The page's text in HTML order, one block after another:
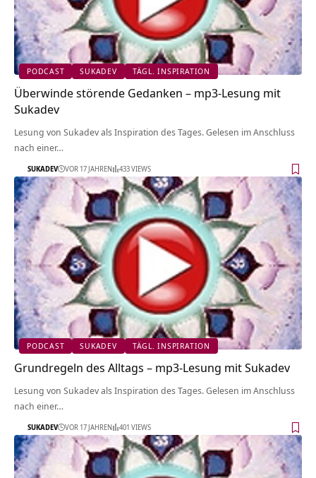
PODCAST SUKADEV TÄGL. INSPIRATION
Überwinde störende Gedanken – mp3-Lesung mit
Sukadev
Lesung von Sukadev als Inspiration des Tages. Gelesen im Anschluss
nach einer…
SUKADEV VOR 17 JAHREN 433 VIEWS
PODCAST SUKADEV TÄGL. INSPIRATION
Grundregeln des Alltags – mp3-Lesung mit Sukadev
Lesung von Sukadev als Inspiration des Tages. Gelesen im Anschluss
nach einer…
SUKADEV VOR 17 JAHREN 401 VIEWS